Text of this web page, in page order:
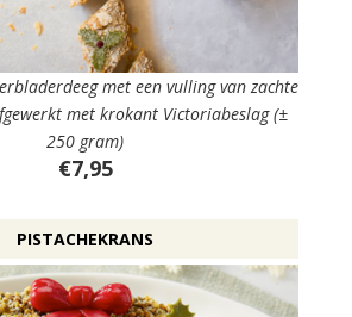
met een vulling van zachte
met krokant Victoriabeslag (±
250 gram)
€7,95
PISTACHEKRANS